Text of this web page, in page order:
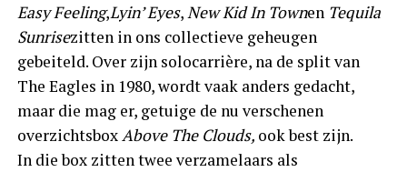
Easy Feeling,Lyin’ Eyes,New Kid In Townen Tequila
Sunrisezitten in ons collectieve geheugen
gebeiteld. Over zijn solocarrière, na de split van
The Eagles in 1980, wordt vaak anders gedacht,
maar die mag er, getuige de nu verschenen
overzichtsboxAbove The Clouds, ook best zijn.
In die box zitten twee verzamelaars als